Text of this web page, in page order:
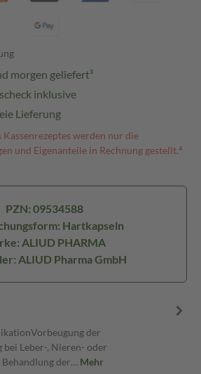
morgen geliefert³
inklusive
Lieferung
Kassenrezeptes werden nur die
und Eigenanteile in Rechnung gestellt.⁴
PZN: 09534588
Hartkapseln
ALIUD PHARMA
ALIUD Pharma GmbH
der
Leber-, Nieren- oder
der… Mehr